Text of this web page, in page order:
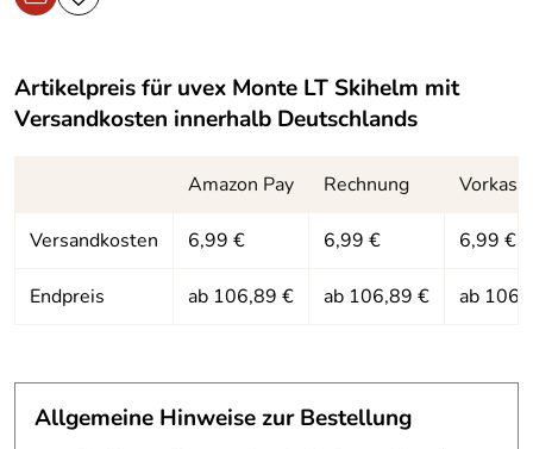
Artikelpreis füruvex Monte LT Skihelm mit
Versandkosten innerhalb Deutschlands
Amazon Pay Rechnung
Versandkosten 6,99 € 6,99 € 6,99 €
Endpreis ab 106,89 € ab 106,89 € ab
Allgemeine Hinweise zur Bestellung